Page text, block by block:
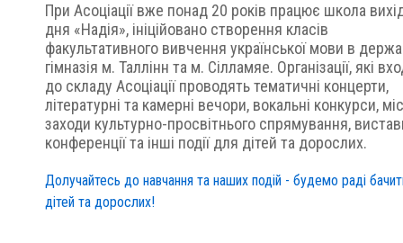
При Асоціації вже понад 20 років працює школа
дня «Надія», ініційовано створення класів
факультативного вивчення української мови в
гімназія м. Таллінн та м. Сілламяе. Організації, які
до складу Асоціації проводять тематичні концерти,
літературні та камерні вечори, вокальні конкурси,
заходи культурно-просвітнього спрямування,
конференції та інші події для дітей та дорослих.
Долучайтесь до навчання та наших подій - будемо раді
дітей та дорослих!